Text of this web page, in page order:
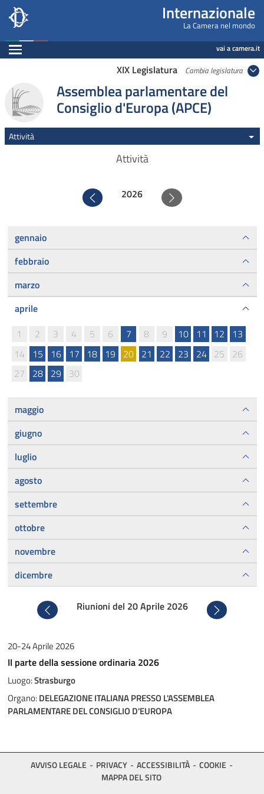
Internazionale, Camera dei Deputati -
Salta al contenuto principale
Salta al menu di navigazione Internazionale
La Camera nel mondo
Espandi vai a camera.it
XIX Legislatura Cambia legislatura
Assemblea parlamentare del
Consiglio d'Europa (APCE)
Attività
Attività
Precedente2026 Successivo
gennaio
febbraio
marzo
aprile
1
2 3 4 5 6 7 8 9 10 11 12
13
14
15 16 17 18 19 20 21 22 23 24 25
26
27
28 29 30
maggio
giugno
luglio
agosto
settembre
ottobre
novembre
dicembre
PrecedenteRiunioni del 20 Aprile 2026 Successivo
20-24 Aprile 2026
II parte della sessione ordinaria 2026
Luogo:Strasburgo
Organo:DELEGAZIONE ITALIANA PRESSO L'ASSEMBLEA
PARLAMENTARE DEL CONSIGLIO D'EUROPA
Navigazione pagine di servizio
AVVISO LEGALE PRIVACY ACCESSIBILITÀ
COOKIE
MAPPA DEL SITO
Fine pagina
Salta al contenuto principale
Salta al menu di navigazione
Vai a inizio pagina